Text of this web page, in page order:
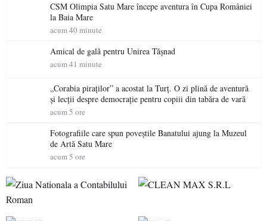
CSM Olimpia Satu Mare începe aventura în Cupa României
la Baia Mare
acum 40 minute
Amical de gală pentru Unirea Tășnad
acum 41 minute
„Corabia piraților” a acostat la Turț. O zi plină de aventură
și lecții despre democrație pentru copiii din tabăra de vară
acum 5 ore
Fotografiile care spun poveștile Banatului ajung la Muzeul
de Artă Satu Mare
acum 5 ore